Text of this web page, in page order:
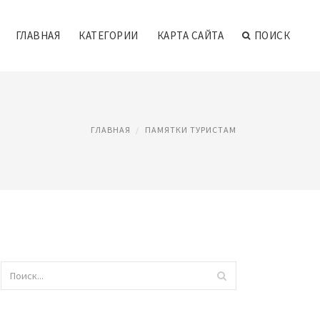
ГЛАВНАЯ КАТЕГОРИИ КАРТА САЙТА ПОИСК
ГЛАВНАЯ ПАМЯТКИ ТУРИСТАМ